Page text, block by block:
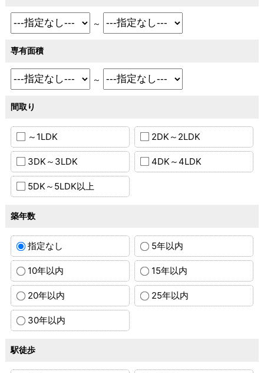
～
専有面積
～
間取り
～1LDK 2DK～2LDK
3DK～3LDK 4DK～4LDK
5DK～5LDK以上
築年数
指定なし 5年以内
10年以内 15年以内
20年以内 25年以内
30年以内
駅徒歩